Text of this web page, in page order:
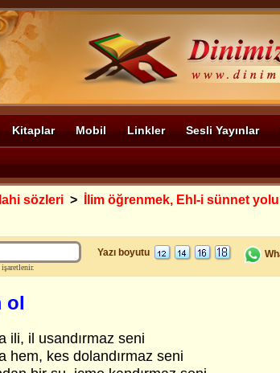
Kitaplar Mobil Linkler Sesli Yayınlar
sözleri > İlim öğrenmek, Ehl-i sünnet yolu
işaretlenir.
Yazı boyutu
ol
ili, il usandırmaz seni
hem, kes dolandırmaz seni